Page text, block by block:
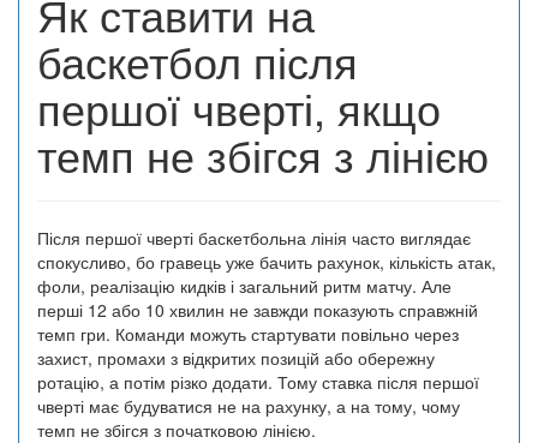
Як ставити на
баскетбол після
першої чверті, якщо
темп не збігся з лінією
Після першої чверті баскетбольна лінія часто виглядає
спокусливо, бо гравець уже бачить рахунок, кількість атак,
фоли, реалізацію кидків і загальний ритм матчу. Але
перші 12 або 10 хвилин не завжди показують справжній
темп гри. Команди можуть стартувати повільно через
захист, промахи з відкритих позицій або обережну
ротацію, а потім різко додати. Тому ставка після першої
чверті має будуватися не на рахунку, а на тому, чому
темп не збігся з початковою лінією.